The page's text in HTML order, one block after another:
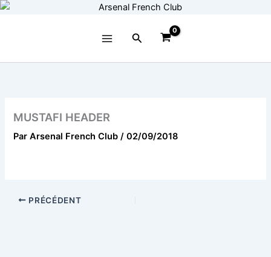
Aller
Rechercher
MUSTAFI HEADER
ParArsenal French Club/02/09/2018
PRÉCÉDENT